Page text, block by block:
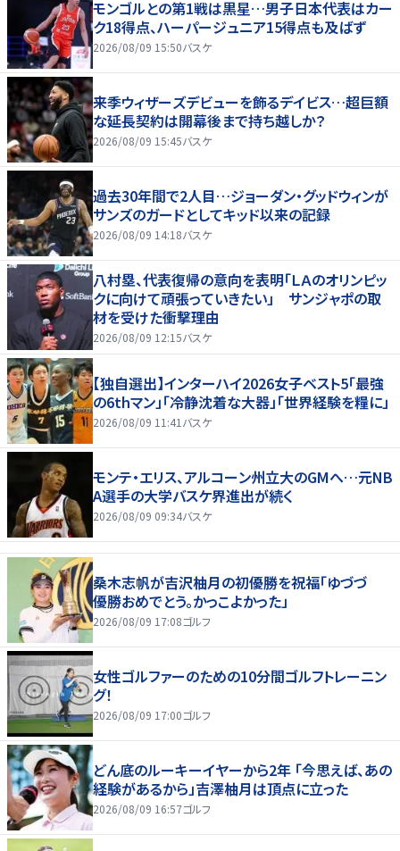
モンゴルとの第1戦は黒星…男子日本代表はカー
ク18得点、ハーパージュニア15得点も及ばず
2026/08/09 15:50バスケ
来季ウィザーズデビューを飾るデイビス…超巨額
な延長契約は開幕後まで持ち越しか？
2026/08/09 15:45バスケ
過去30年間で2人目…ジョーダン・グッドウィンが
サンズのガードとしてキッド以来の記録
2026/08/09 14:18バスケ
八村塁、代表復帰の意向を表明「ＬＡのオリンピッ
クに向けて頑張っていきたい」 サンジャポの取
材を受けた衝撃理由
2026/08/09 12:15バスケ
【独自選出】インターハイ2026女子ベスト5「最強
の6thマン」「冷静沈着な大器」「世界経験を糧に」
2026/08/09 11:41 バスケ
モンテ・エリス、アルコーン州立大のGMへ…元NB
A選手の大学バスケ界進出が続く
2026/08/09 09:34バスケ
桑木志帆が吉沢柚月の初優勝を祝福「ゆづづ
優勝おめでとう。かっこよかった」
2026/08/09 17:08ゴルフ
女性ゴルファーのための10分間ゴルフトレーニン
グ！
2026/08/09 17:00ゴルフ
どん底のルーキーイヤーから2年 「今思えば、あの
経験があるから」吉澤柚月は頂点に立った
2026/08/09 16:57ゴルフ